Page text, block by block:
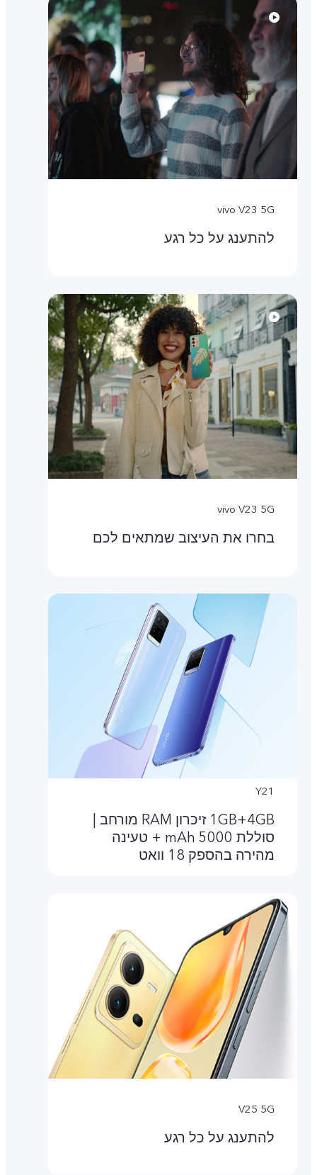
vivo V23 5G
להתענג על כל רגע
vivo V23 5G
בחרו את העיצוב שמתאים לכם
Y21
4GB‏+1GB זיכרון RAM מורחב |
סוללת 5000 mAh + טעינה
מהירה בהספק 18 וואט
V25 5G
להתענג על כל רגע